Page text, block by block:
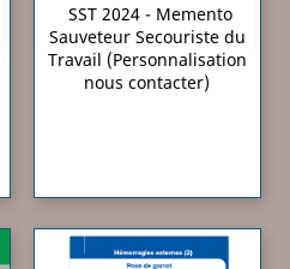
SST 2024 - Memento
Sauveteur Secouriste du
Travail (Personnalisation
nous contacter)